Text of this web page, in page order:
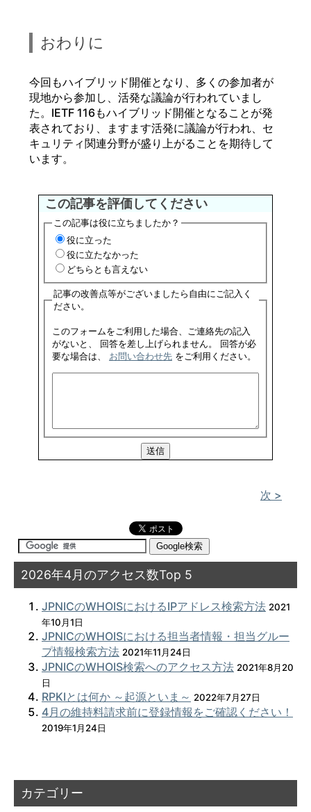
おわりに
今回もハイブリッド開催となり、多くの参加者が
現地から参加し、活発な議論が行われていまし
た。IETF 116もハイブリッド開催となることが発
表されており、ますます活発に議論が行われ、セ
キュリティ関連分野が盛り上がることを期待して
います。
この記事を評価してください
この記事は役に立ちましたか？
役に立った
役に立たなかった
どちらとも言えない
記事の改善点等がございましたら自由にご記入く
ださい。
このフォームをご利用した場合、ご連絡先の記入
がないと、 回答を差し上げられません。 回答が必
要な場合は、 お問い合わせ先 をご利用ください。
次 >
2026年4月のアクセス数Top 5
JPNICのWHOISにおけるIPアドレス検索方法 2021
年10月1日
JPNICのWHOISにおける担当者情報・担当グルー
プ情報検索方法 2021年11月24日
JPNICのWHOIS検索へのアクセス方法 2021年8月20
日
RPKIとは何か ～起源といま～ 2022年7月27日
4月の維持料請求前に登録情報をご確認ください！
2019年1月24日
カテゴリー